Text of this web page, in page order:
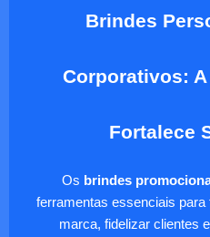
Brindes
Corporativos:
Fortalece
Os brindes
ferramentas essenciais
marca, fidelizar clientes